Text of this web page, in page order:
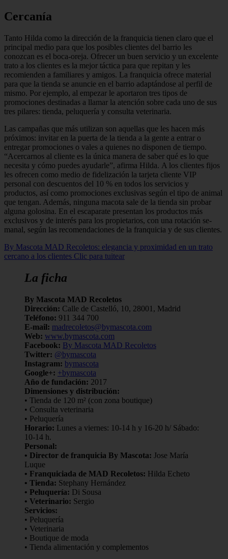
Cercanía
Tanto Hilda como la dirección de la franquicia tienen claro que el
principal medio para que los posibles clientes del barrio les
conozcan es el boca-oreja. Ofrecer un buen servicio y un excelen­te
trato a los clientes es la mejor táctica para que repitan y les
recomienden a familiares y amigos. La franquicia ofrece material
para que la tienda se anuncie en el barrio adaptándose al perfil de
mismo. Por ejemplo, al empezar le aportaron tres tipos de
promociones destinadas a lla­mar la atención sobre cada uno de sus
tres pilares: tienda, peluquería y consul­ta veterinaria.
Las campañas que más utilizan son aquellas que les hacen más
próximos: invitar en la puerta de la tienda a la gente a entrar o
entregar promociones o vales a quienes no disponen de tiem­po.
“Acercarnos al cliente es la única manera de saber qué es lo que
necesita y cómo puedes ayudarle”, afirma Hilda. A los clientes fijos
les ofrecen como medio de fidelización la tarjeta cliente VIP
personal con descuentos del 10 % en todos los servicios y
productos, así como promociones exclusivas según el tipo de animal
que tengan. Además, ninguna macota sale de la tienda sin probar
alguna golosina. En el escaparate presentan los pro­ductos más
exclusivos y de interés para los propietarios, con una rotación se­
manal, según las recomendaciones de la franquicia y de sus clientes.
By Mascota MAD Recoletos: elegancia y proximidad en un trato
cercano a los clientes Clic para tuitear
La ficha
By Mascota MAD Recoletos
Dirección: Calle de Castelló, 10, 28001, Madrid
Teléfono: 911 344 700
E-mail: madrecoletos@bymascota.com
Web: www.bymascota.com
Facebook: By Mascota MAD Recoletos
Twitter: @bymascota
Instagram: bymascota
Google+: +bymascota
Año de fundación: 2017
Dimensiones y distribución:
• Tienda de 120 m² (con zona boutique)
• Consulta veterinaria
• Peluquería
Horario: Lunes a viernes: 10-14 h y 16-20 h/ Sábado:
10-14 h.
Personal:
• Director de franquicia By Mascota: Jose María
Luque
• Franquiciada de MAD Recoletos: Hilda Echeto
• Tienda: Stephany Hernández
• Peluquería: Di Sousa
• Veterinario: Sergio
Servicios:
• Peluquería
• Veterinaria
• Boutique de moda
• Tienda alimentación y complementos